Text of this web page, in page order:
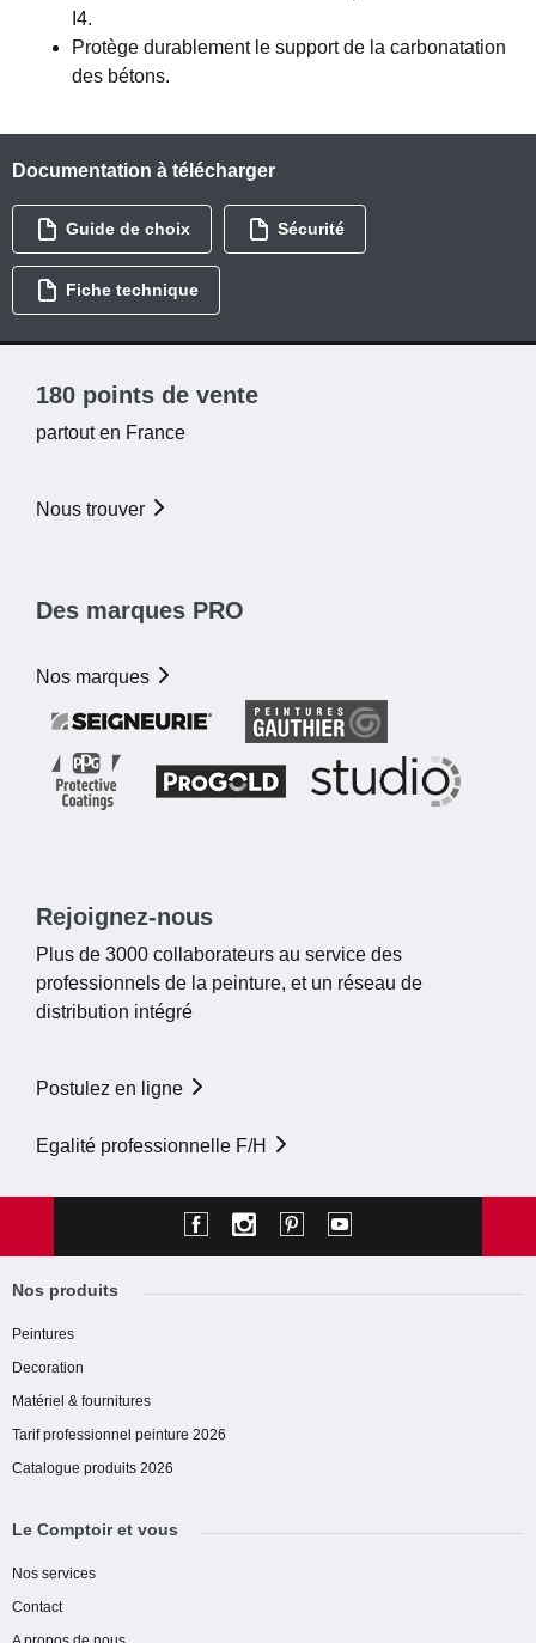
I4.
Protège durablement le support de la carbonatation
des bétons.
Documentation à télécharger
Guide de choix Sécurité
Fiche technique
180 points de vente
partout en France
Nous trouver
Des marques PRO
Nos marques
Rejoignez-nous
Plus de 3000 collaborateurs au service des
professionnels de la peinture, et un réseau de
distribution intégré
Postulez en ligne
Egalité professionnelle F/H
Nos produits
Peintures
Decoration
Matériel & fournitures
Tarif professionnel peinture 2026
Catalogue produits 2026
Le Comptoir et vous
Nos services
Contact